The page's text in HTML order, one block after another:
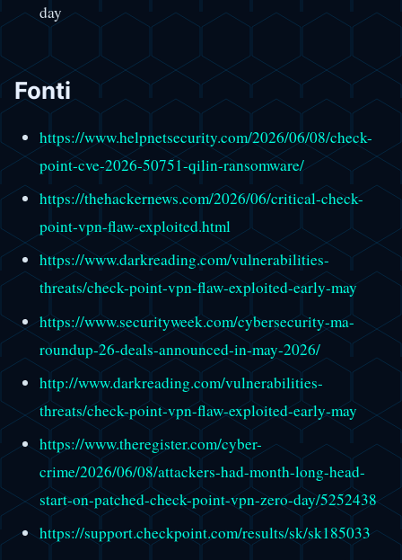
day
Fonti
https://www.helpnetsecurity.com/2026/06/08/check-
point-cve-2026-50751-qilin-ransomware/
https://thehackernews.com/2026/06/critical-check-
point-vpn-flaw-exploited.html
https://www.darkreading.com/vulnerabilities-
threats/check-point-vpn-flaw-exploited-early-may
https://www.securityweek.com/cybersecurity-ma-
roundup-26-deals-announced-in-may-2026/
http://www.darkreading.com/vulnerabilities-
threats/check-point-vpn-flaw-exploited-early-may
https://www.theregister.com/cyber-
crime/2026/06/08/attackers-had-month-long-head-
start-on-patched-check-point-vpn-zero-day/5252438
https://support.checkpoint.com/results/sk/sk185033